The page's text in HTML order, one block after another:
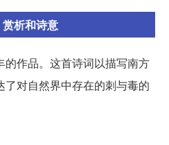
赏析和诗意
的作品。这首诗词以描写南方
对自然界中存在的刺与毒的